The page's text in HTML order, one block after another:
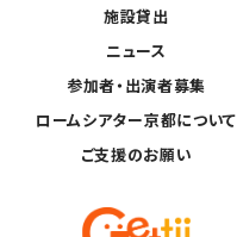
施設貸出
ニュース
参加者・出演者募集
ロームシアター京都について
ご支援のお願い